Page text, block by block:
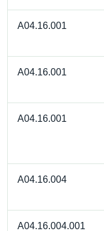
A04.16.001
A04.16.001
A04.16.001
A04.16.004
A04.16.004.001